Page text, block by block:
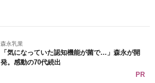
森永乳業
「気になっていた認知機能が菌で…」森永が開
発。感動の70代続出
PR